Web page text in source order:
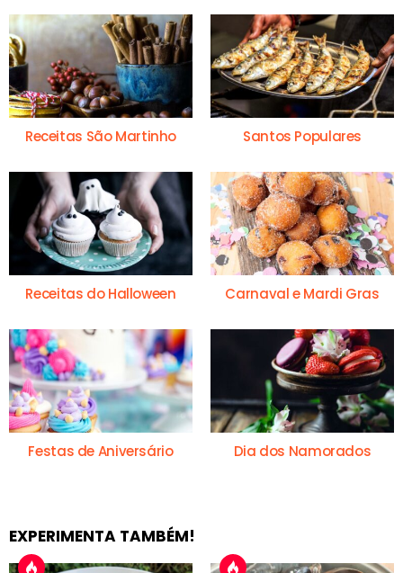
Receitas São Martinho Santos Populares
Receitas do Halloween Carnaval e Mardi Gras
Festas de Aniversário Dia dos Namorados
EXPERIMENTA TAMBÉM!